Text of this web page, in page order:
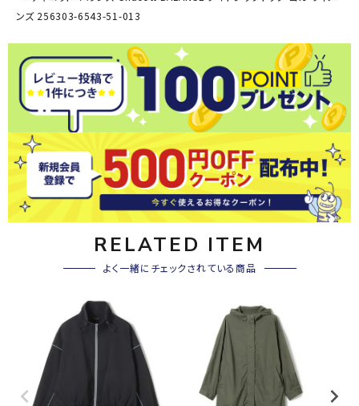
ンズ 256303-6543-51-013
RELATED ITEM
よく一緒にチェックされている商品